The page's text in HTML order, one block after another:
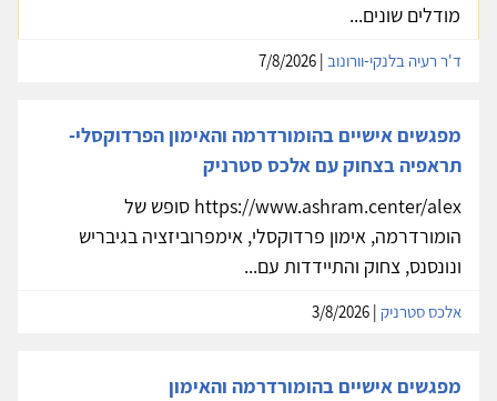
מודלים שונים...
ד'ר רעיה בלנקי-וורונוב
מפגשים אישיים בהומורדרמה והאימון הפרדוקסלי-
תראפיה בצחוק עם אלכס סטרניק
https://www.ashram.center/alex סופש של
הומורדרמה, אימון פרדוקסלי, אימפרוביזציה בגיבריש
ונונסנס, צחוק והתיידדות עם...
אלכס סטרניק
מפגשים אישיים בהומורדרמה והאימון